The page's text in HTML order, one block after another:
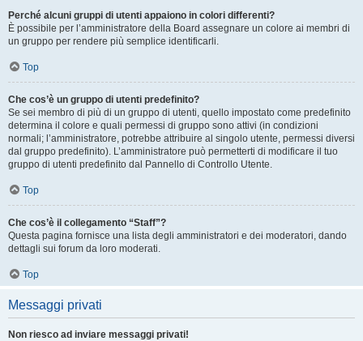
Perché alcuni gruppi di utenti appaiono in colori differenti?
È possibile per l’amministratore della Board assegnare un colore ai membri di
un gruppo per rendere più semplice identificarli.
Top
Che cos’è un gruppo di utenti predefinito?
Se sei membro di più di un gruppo di utenti, quello impostato come predefinito
determina il colore e quali permessi di gruppo sono attivi (in condizioni
normali; l’amministratore, potrebbe attribuire al singolo utente, permessi diversi
dal gruppo predefinito). L’amministratore può permetterti di modificare il tuo
gruppo di utenti predefinito dal Pannello di Controllo Utente.
Top
Che cos’è il collegamento “Staff”?
Questa pagina fornisce una lista degli amministratori e dei moderatori, dando
dettagli sui forum da loro moderati.
Top
Messaggi privati
Non riesco ad inviare messaggi privati!